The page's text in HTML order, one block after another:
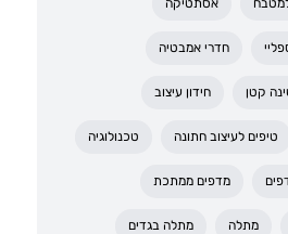
אסתטיקה
חדרי אמבטיה
קטן חידון עיצוב
טיפים לעיצוב חתונה טכנולוגיה
מדפים ממתכת
מתלה מתלה בגדים